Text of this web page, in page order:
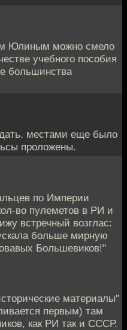
Юлиным можно смело
учебного пособия
большинства
местами еще было
проложены.
по Империи
во пулеметов в РИ и
встречный возглас:
больше мирную
Большевиков!"
материалы"
первым) там
как РИ так и СССР.